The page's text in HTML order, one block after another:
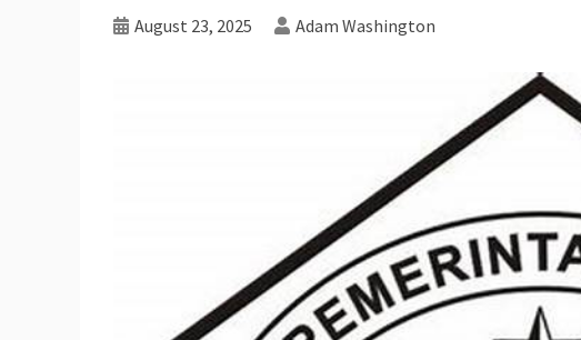
August 23, 2025 Adam Washington